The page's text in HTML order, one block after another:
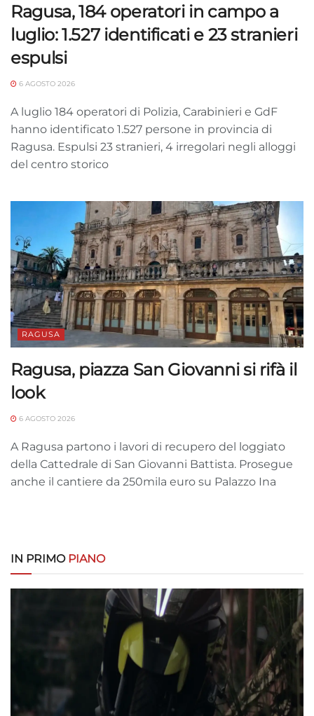
Ragusa, 184 operatori in campo a
luglio: 1.527 identificati e 23 stranieri
espulsi
6 AGOSTO 2026
A luglio 184 operatori di Polizia, Carabinieri e GdF
hanno identificato 1.527 persone in provincia di
Ragusa. Espulsi 23 stranieri, 4 irregolari negli alloggi
del centro storico
RAGUSA
Ragusa, piazza San Giovanni si rifà il
look
6 AGOSTO 2026
A Ragusa partono i lavori di recupero del loggiato
della Cattedrale di San Giovanni Battista. Prosegue
anche il cantiere da 250mila euro su Palazzo Ina
IN PRIMO PIANO